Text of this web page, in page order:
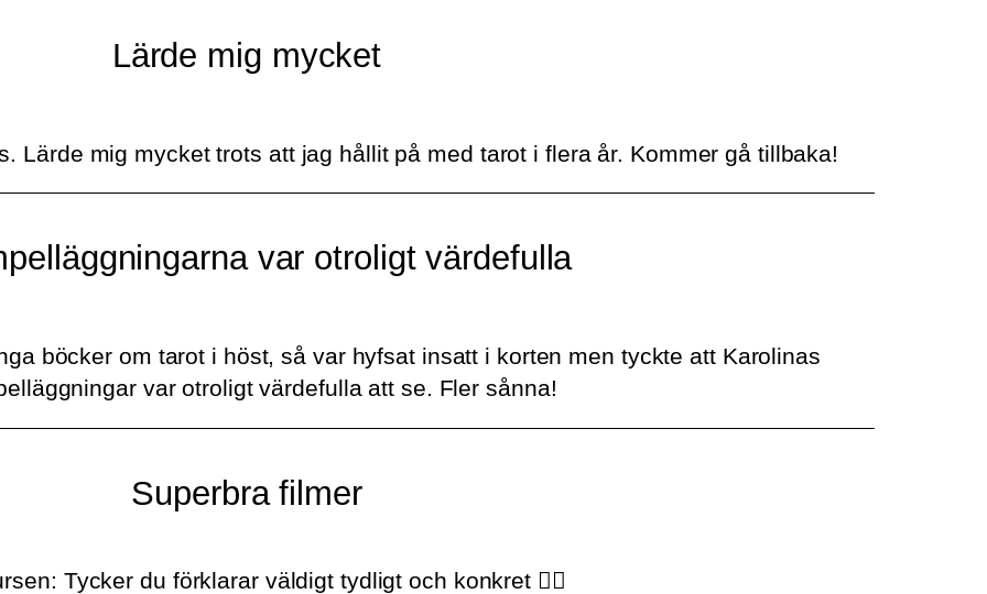
Lärde mig mycket
Lärde mig mycket trots att jag hållit på med tarot i flera år. Kommer gå tillbaka!
var otroligt värdefulla
böcker om tarot i höst, så var hyfsat insatt i korten men tyckte att Karolinas
var otroligt värdefulla att se. Fler sånna!
Superbra filmer
Tycker du förklarar väldigt tydligt och konkret 👍🏼